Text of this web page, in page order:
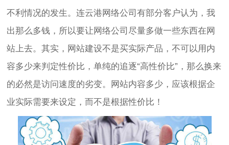
不利情况的发生。连云港网络公司有部分客户认为，我
出那么多钱，所以要让网络公司尽量多做一些东西在网
站上去。其实，网站建设不是买实际产品，不可以用内
容多少来判定性价比，单纯的追逐“高性价比”，那么换来
的必然是访问速度的劣变。网站内容多少，应该根据企
业实际需要来设定，而不是根据性价比！